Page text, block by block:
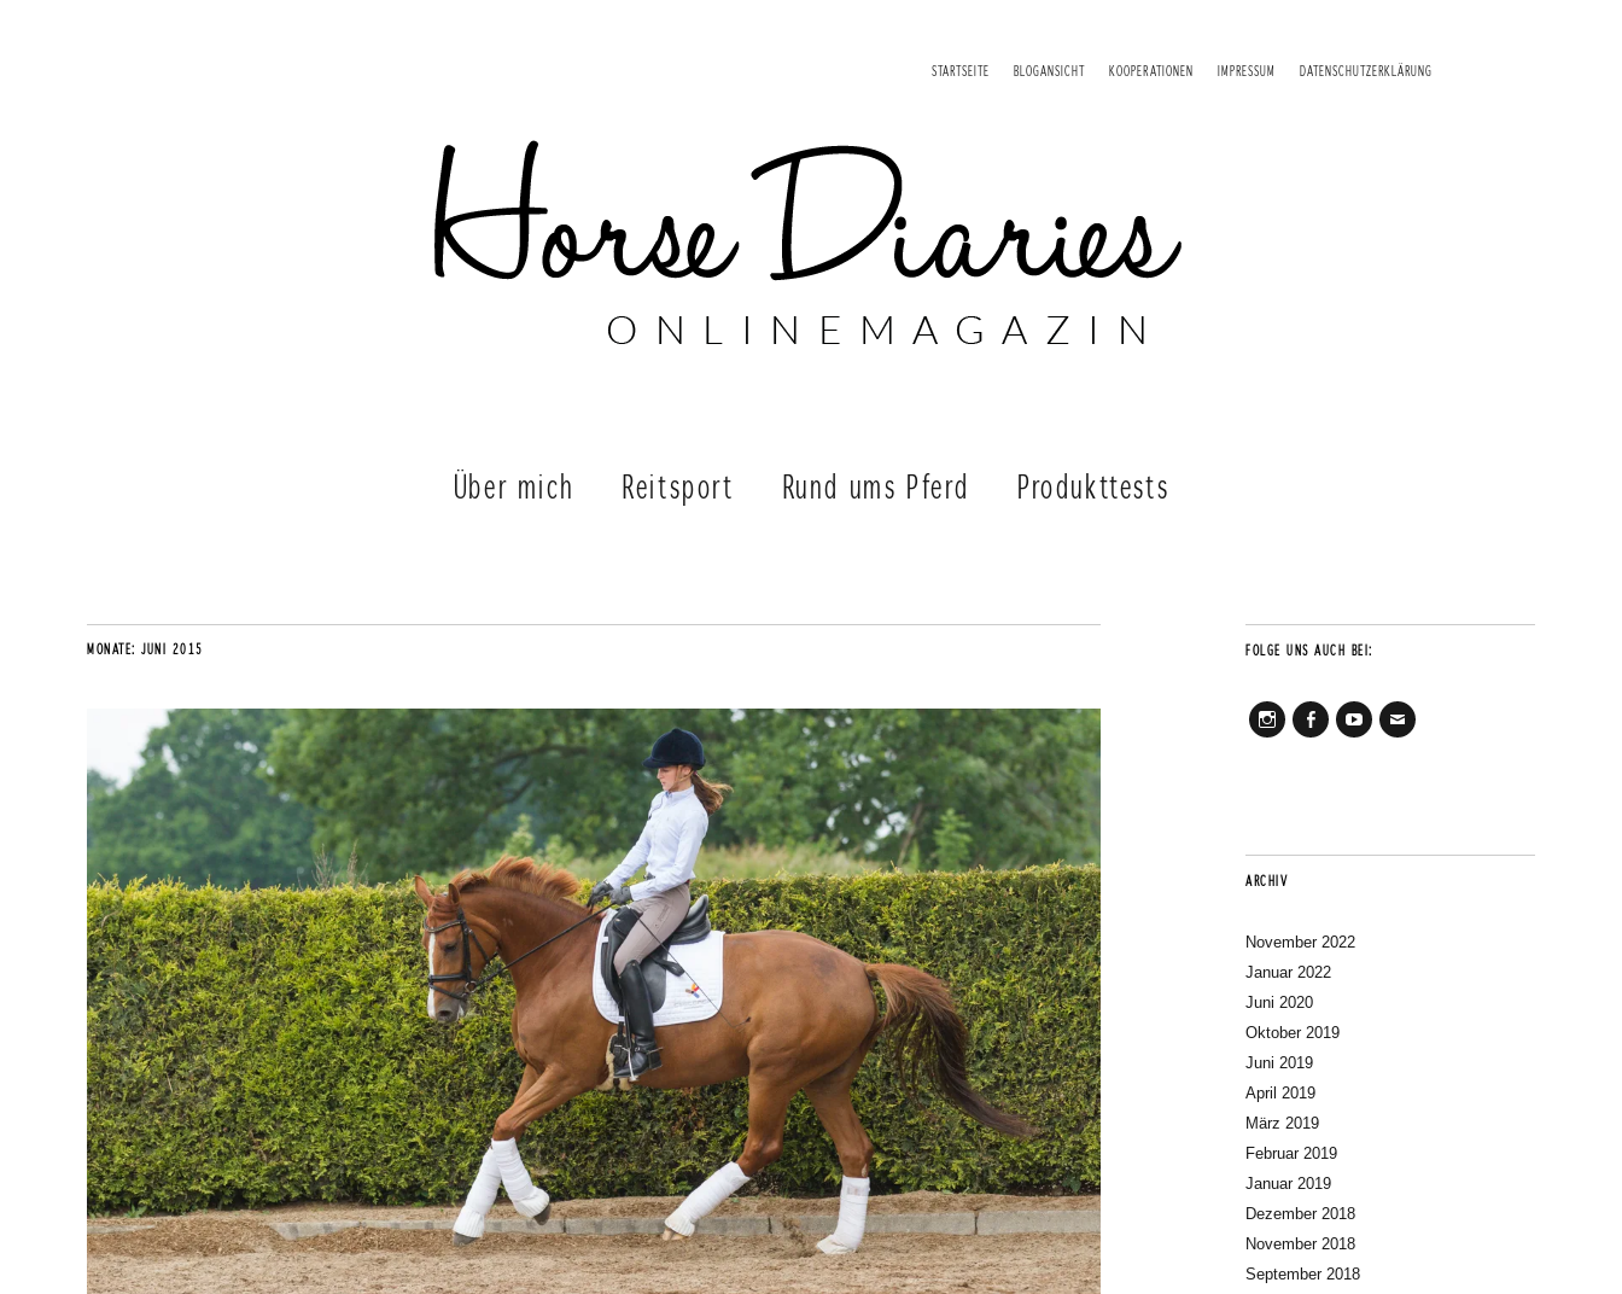
STARTSEITE BLOGANSICHT KOOPERATIONEN IMPRESSUM DATENSCHUTZERKLÄRUNG
Über mich Reitsport Rund ums Pferd Produkttests
MONATE: JUNI 2015 FOLGE UNS AUCH BEI:
ARCHIV
November 2022
Januar 2022
Juni 2020
Oktober 2019
Juni 2019
April 2019
März 2019
Februar 2019
Januar 2019
Dezember 2018
November 2018
September 2018